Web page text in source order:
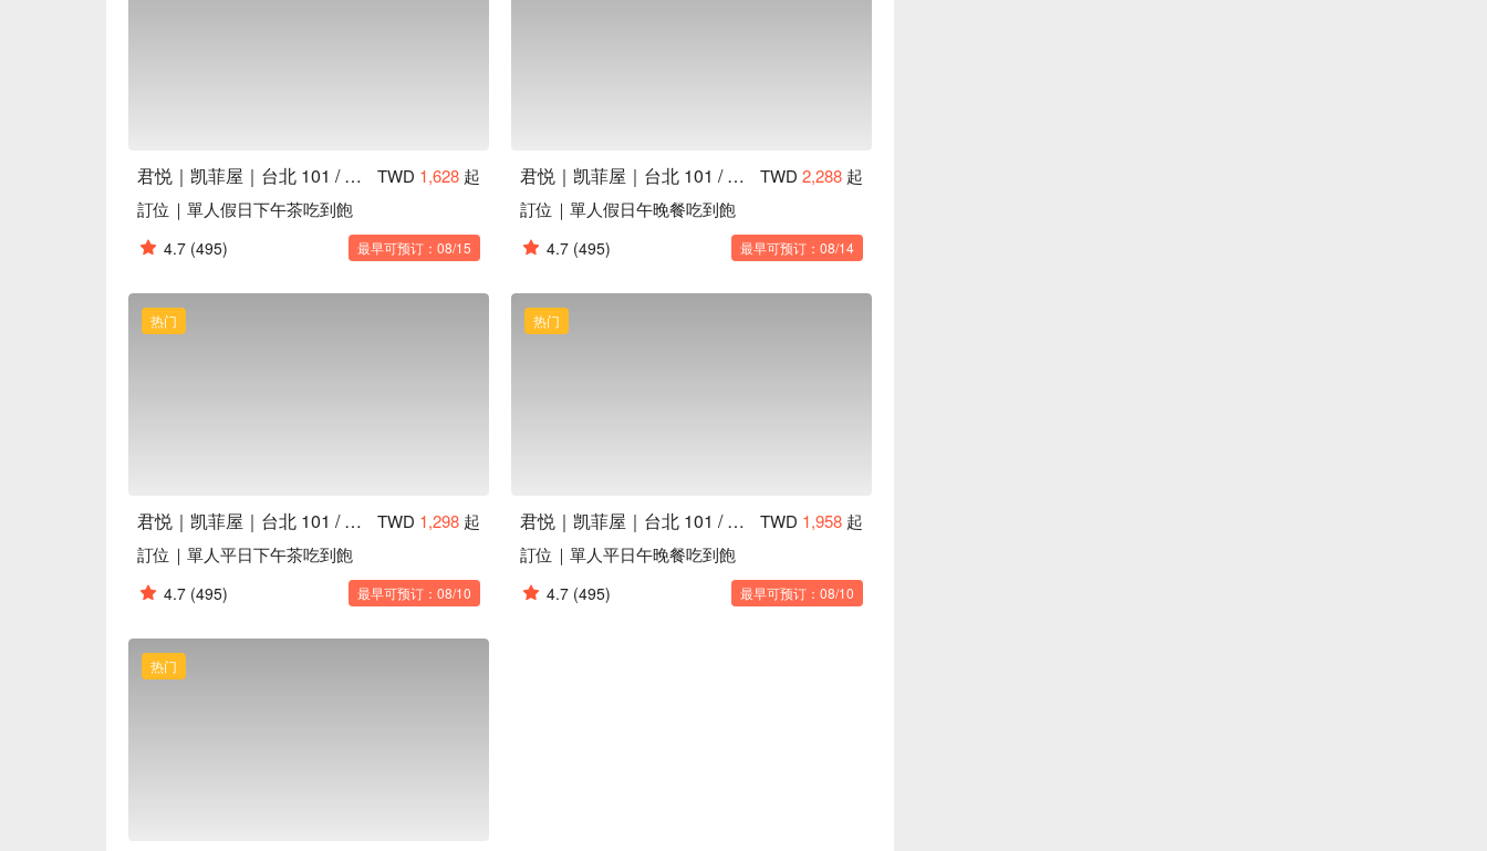
君悦｜凯菲屋｜台北 101 / 世贸站 TWD 1,628 起
訂位｜單人假日下午茶吃到飽
4.7 (495) 最早可预订：08/15
君悦｜凯菲屋｜台北 101 / 世贸站 TWD 2,288 起
訂位｜單人假日午晚餐吃到飽
4.7 (495) 最早可预订：08/14
热门
君悦｜凯菲屋｜台北 101 / 世贸站 TWD 1,298 起
訂位｜單人平日下午茶吃到飽
4.7 (495) 最早可预订：08/10
热门
君悦｜凯菲屋｜台北 101 / 世贸站 TWD 1,958 起
訂位｜單人平日午晚餐吃到飽
4.7 (495) 最早可预订：08/10
热门